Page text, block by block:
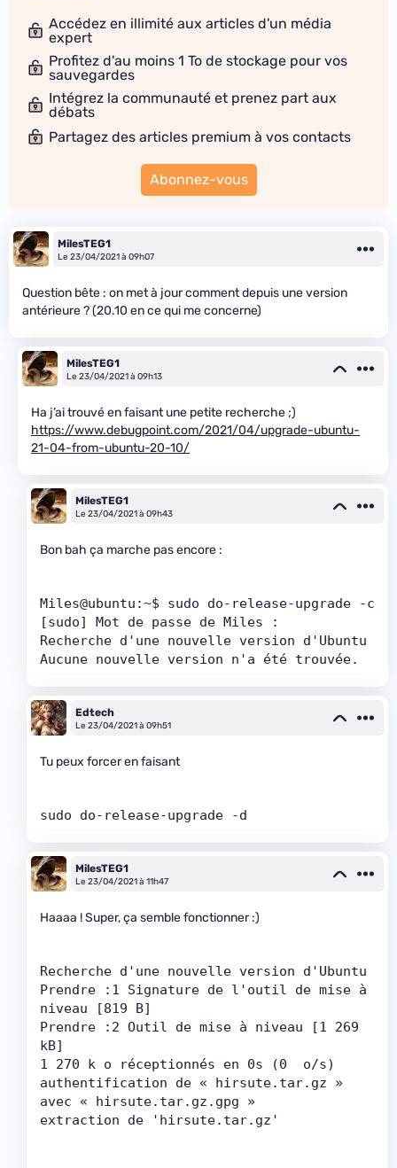
Accédez en illimité aux articles d'un média
expert
Profitez d'au moins 1 To de stockage pour vos
sauvegardes
Intégrez la communauté et prenez part aux
débats
Partagez des articles premium à vos contacts
Abonnez-vous
MilesTEG1
Le 23/04/2021 à 09h07
Question bête : on met à jour comment depuis une version
antérieure ? (20.10 en ce qui me concerne)
MilesTEG1
Le 23/04/2021 à 09h13
Ha j’ai trouvé en faisant une petite recherche ;)
https://www.debugpoint.com/2021/04/upgrade-ubuntu-
21-04-from-ubuntu-20-10/
MilesTEG1
Le 23/04/2021 à 09h43
Bon bah ça marche pas encore :
Miles@ubuntu:~$ sudo do-release-upgrade -c
[sudo] Mot de passe de Miles :
Recherche d'une nouvelle version d'Ubuntu
Aucune nouvelle version n'a été trouvée.
Edtech
Le 23/04/2021 à 09h51
Tu peux forcer en faisant
sudo do-release-upgrade -d
MilesTEG1
Le 23/04/2021 à 11h47
Haaaa ! Super, ça semble fonctionner :)
Recherche d'une nouvelle version d'Ubuntu
Prendre :1 Signature de l'outil de mise à
niveau [819 B]
Prendre :2 Outil de mise à niveau [1 269
kB]
authentification de « hirsute.tar.gz »
avec « hirsute.tar.gz.gpg »
extraction de 'hirsute.tar.gz'